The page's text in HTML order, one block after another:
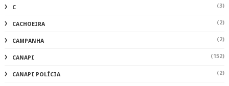
C (3)
CACHOEIRA (2)
CAMPANHA (2)
CANAPI (152)
CANAPI POLÍCIA (2)